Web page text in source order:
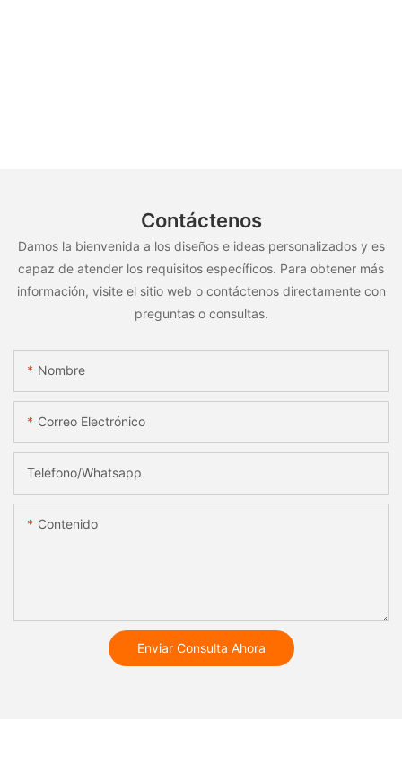
Contáctenos
Damos la bienvenida a los diseños e ideas personalizados y es
capaz de atender los requisitos específicos. Para obtener más
información, visite el sitio web o contáctenos directamente con
preguntas o consultas.
Nombre
Correo Electrónico
Teléfono/whatsapp
Contenido
Enviar Consulta Ahora